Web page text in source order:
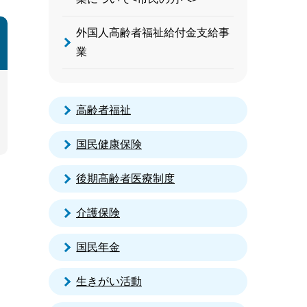
外国人高齢者福祉給付金支給事
業
高齢者福祉
国民健康保険
後期高齢者医療制度
介護保険
国民年金
生きがい活動